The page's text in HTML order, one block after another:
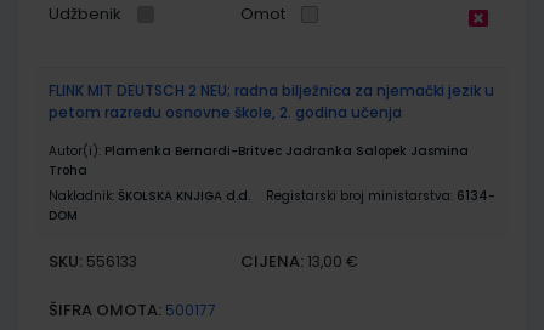
Udžbenik Omot
FLINK MIT DEUTSCH 2 NEU; radna bilježnica za njemački jezik u
petom razredu osnovne škole, 2. godina učenja
Autor(i): Plamenka Bernardi-Britvec Jadranka Salopek Jasmina
Troha
Nakladnik: ŠKOLSKA KNJIGA d.d. Registarski broj ministarstva: 6134-
DOM
SKU: 556133 CIJENA: 13,00 €
ŠIFRA OMOTA: 500177